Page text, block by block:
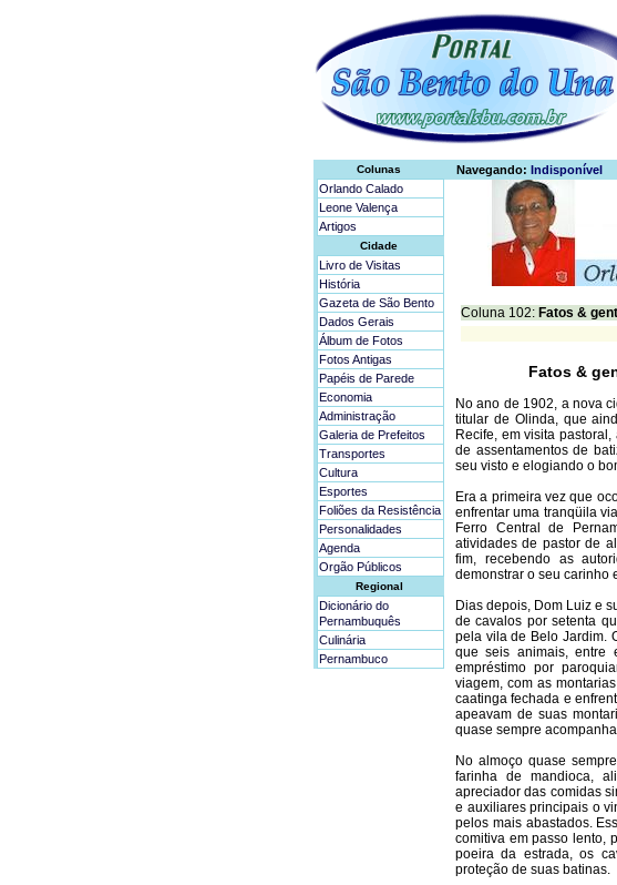
Colunas
Orlando Calado
Leone Valença
Artigos
Cidade
Livro de Visitas
História
Gazeta de São Bento
Dados Gerais
Álbum de Fotos
Fotos Antigas
Papéis de Parede
Economia
Administração
Galeria de Prefeitos
Transportes
Cultura
Esportes
Foliões da Resistência
Personalidades
Agenda
Orgão Públicos
Regional
Dicionário do
Pernambuquês
Culinária
Pernambuco
Navegando: Indisponível
Coluna 102: Fatos &
Fatos &
No ano de 1902, a nova
titular de Olinda, que
Recife, em visita
de assentamentos de
seu visto e elogiando o
Era a primeira vez que
enfrentar uma tranqüila
Ferro Central de
atividades de pastor de
fim, recebendo as
demonstrar o seu carinho
Dias depois, Dom Luiz e
de cavalos por setenta
pela vila de Belo Jardim.
que seis animais, entre
empréstimo por
viagem, com as
caatinga fechada e
apeavam de suas
quase sempre
No almoço quase
farinha de mandioca,
apreciador das comidas
e auxiliares principais o
pelos mais abastados.
comitiva em passo lento,
poeira da estrada, os
proteção de suas batinas.